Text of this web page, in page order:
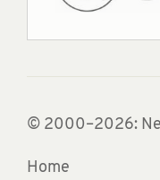
© 2000–2026:
Home